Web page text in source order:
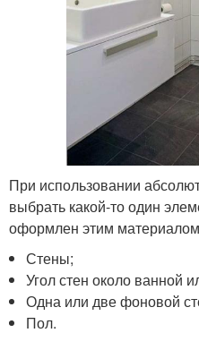
При использовании
выбрать какой-то один
оформлен этим
Стены;
Угол стен около ванной
Одна или две фоновой
Пол.